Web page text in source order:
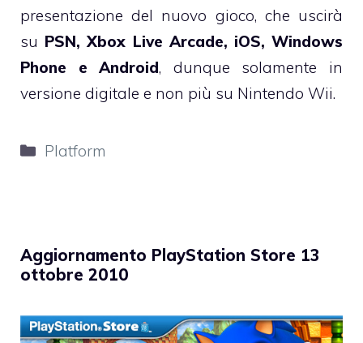
presentazione del nuovo gioco, che uscirà
su PSN, Xbox Live Arcade, iOS, Windows
Phone e Android, dunque solamente in
versione digitale e non più su Nintendo Wii.
Categorie
Platform
Aggiornamento PlayStation Store 13
ottobre 2010